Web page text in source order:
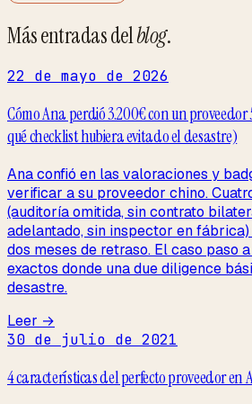
Más entradas delblog.
22 de mayo de 2026
Cómo Ana perdió 3.200€ con un
qué checklist hubiera evitado el desastre)
Ana confió en las valoraciones y
verificar a su proveedor chino.
(auditoría omitida, sin contrato
adelantado, sin inspector en
dos meses de retraso. El caso paso
exactos donde una due diligence
desastre.
Leer →
30 de julio de 2021
4 características del perfecto proveedor en